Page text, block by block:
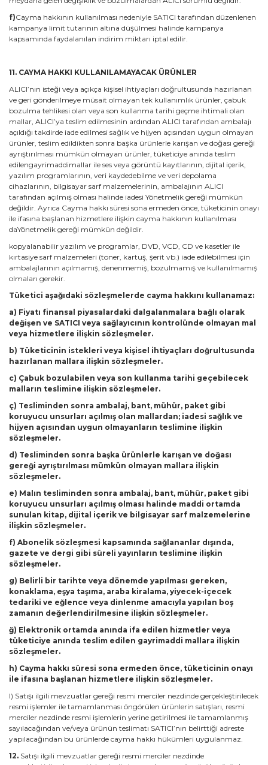
f)Cayma hakkının kullanılması nedeniyle SATICI tarafından düzenlenen
kampanya limit tutarının altına düşülmesi halinde kampanya
kapsamında faydalanılan indirim miktarı iptal edilir.
11. CAYMA HAKKI KULLANILAMAYACAK ÜRÜNLER
ALICI’nın isteği veya açıkça kişisel ihtiyaçları doğrultusunda hazırlanan
ve geri gönderilmeye müsait olmayan tek kullanımlık ürünler, çabuk
bozulma tehlikesi olan veya son kullanma tarihi geçme ihtimali olan
mallar, ALICI’ya teslim edilmesinin ardından ALICI tarafından ambalajı
açıldığı takdirde iade edilmesi sağlık ve hijyen açısından uygun olmayan
ürünler, teslim edildikten sonra başka ürünlerle karışan ve doğası gereği
ayrıştırılması mümkün olmayan ürünler, tüketiciye anında teslim
edilengayrimaddimallar ile ses veya görüntü kayıtlarının, dijital içerik,
yazılım programlarının, veri kaydedebilme ve veri depolama
cihazlarının, bilgisayar sarf malzemelerinin, ambalajının ALICI
tarafından açılmış olması halinde iadesi Yönetmelik gereği mümkün
değildir. Ayrıca Cayma hakkı süresi sona ermeden önce, tüketicinin onayı
ile ifasına başlanan hizmetlere ilişkin cayma hakkının kullanılması
daYönetmelik gereği mümkün değildir.
kopyalanabilir yazılım ve programlar, DVD, VCD, CD ve kasetler ile
kırtasiye sarf malzemeleri (toner, kartuş, şerit vb.) iade edilebilmesi için
ambalajlarının açılmamış, denenmemiş, bozulmamış ve kullanılmamış
olmaları gerekir.
Tüketici aşağıdaki sözleşmelerde cayma hakkını kullanamaz:
a) Fiyatı finansal piyasalardaki dalgalanmalara bağlı olarak
değişen ve SATICI veya sağlayıcının kontrolünde olmayan mal
veya hizmetlere ilişkin sözleşmeler.
b) Tüketicinin istekleri veya kişisel ihtiyaçları doğrultusunda
hazırlanan mallara ilişkin sözleşmeler.
c) Çabuk bozulabilen veya son kullanma tarihi geçebilecek
malların teslimine ilişkin sözleşmeler.
ç) Tesliminden sonra ambalaj, bant, mühür, paket gibi
koruyucu unsurları açılmış olan mallardan; iadesi sağlık ve
hijyen açısından uygun olmayanların teslimine ilişkin
sözleşmeler.
d) Tesliminden sonra başka ürünlerle karışan ve doğası
gereği ayrıştırılması mümkün olmayan mallara ilişkin
sözleşmeler.
e) Malın tesliminden sonra ambalaj, bant, mühür, paket gibi
koruyucu unsurları açılmış olması halinde maddi ortamda
sunulan kitap, dijital içerik ve bilgisayar sarf malzemelerine
ilişkin sözleşmeler.
f) Abonelik sözleşmesi kapsamında sağlananlar dışında,
gazete ve dergi gibi süreli yayınların teslimine ilişkin
sözleşmeler.
g) Belirli bir tarihte veya dönemde yapılması gereken,
konaklama, eşya taşıma, araba kiralama, yiyecek-içecek
tedariki ve eğlence veya dinlenme amacıyla yapılan boş
zamanın değerlendirilmesine ilişkin sözleşmeler.
ğ) Elektronik ortamda anında ifa edilen hizmetler veya
tüketiciye anında teslim edilen gayrimaddi mallara ilişkin
sözleşmeler.
h) Cayma hakkı süresi sona ermeden önce, tüketicinin onayı
ile ifasına başlanan hizmetlere ilişkin sözleşmeler.
I) Satışı ilgili mevzuatlar gereği resmi merciler nezdinde gerçekleştirilecek
resmi işlemler ile tamamlanması öngörülen ürünlerin satışları, resmi
merciler nezdinde resmi işlemlerin yerine getirilmesi ile tamamlanmış
sayılacağından ve/veya ürünün teslimatı SATICI’nın belirttiği adreste
yapılacağından bu ürünlerde cayma hakkı hükümleri uygulanmaz.
12. Satışı ilgili mevzuatlar gereği resmi merciler nezdinde